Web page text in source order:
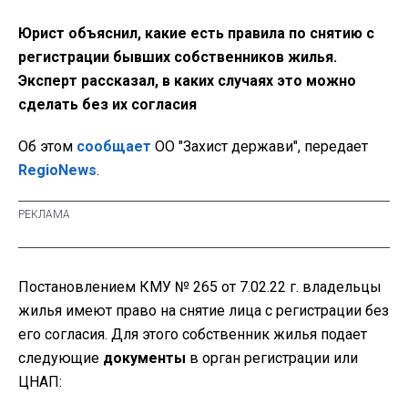
Юрист объяснил, какие есть правила по снятию с
регистрации бывших собственников жилья.
Эксперт рассказал, в каких случаях это можно
сделать без их согласия
Об этом сообщает ОО "Захист держави", передает
RegioNews.
Постановлением КМУ № 265 от 7.02.22 г. владельцы
жилья имеют право на снятие лица с регистрации без
его согласия. Для этого собственник жилья подает
следующие документы в орган регистрации или
ЦНАП: